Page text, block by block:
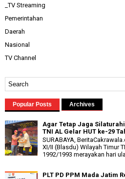
_TV Streaming
Pemerintahan
Daerah
Nasional
TV Channel
Popular Posts Archives
Agar Tetap Jaga
TNI AL Gelar HUT ke-29
SURABAYA,
XI/II (Blasdu) Wilayah Timur
1992/1993 merayakan hari
PLT PD PPM Mada Jatim